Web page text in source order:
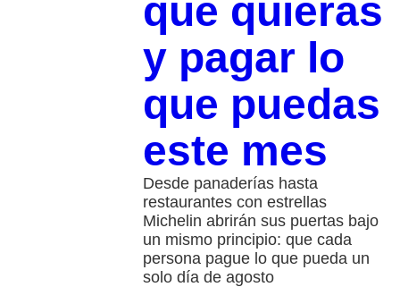
que quieras
y pagar lo
que puedas
este mes
Desde panaderías hasta
restaurantes con estrellas
Michelin abrirán sus puertas bajo
un mismo principio: que cada
persona pague lo que pueda un
solo día de agosto